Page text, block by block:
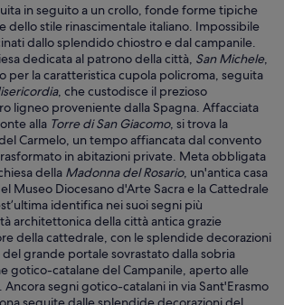
in seguito a un crollo, fonde forme tipiche
dello stile rinascimentale italiano. Impossibile
dallo splendido chiostro e dal campanile.
dedicata al patrono della città, San Michele,
per la caratteristica cupola policroma, seguita
, che custodisce il prezioso
ligneo proveniente dalla Spagna. Affacciata
alla Torre di San Giacomo, si trova la
Carmelo, un tempo affiancata dal convento
in abitazioni private. Meta obbligata
della Madonna del Rosario, un'antica casa
Museo Diocesano d'Arte Sacra e la Cattedrale
identifica nei suoi segni più
architettonica della città antica grazie
della cattedrale, con le splendide decorazioni
grande portale sovrastato dalla sobria
gotico-catalane del Campanile, aperto alle
Ancora segni gotico-catalani in via Sant'Erasmo